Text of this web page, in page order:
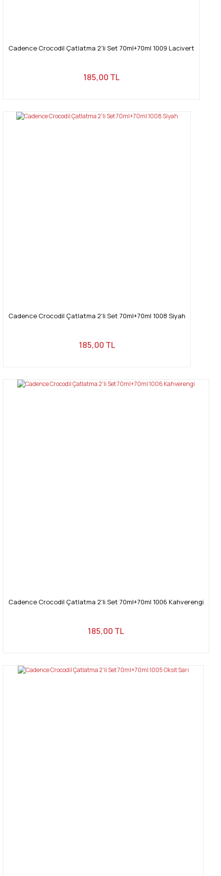
Cadence Crocodil Çatlatma 2'li Set 70ml+70ml 1009 Lacivert
185,00 TL
Cadence Crocodil Çatlatma 2'li Set 70ml+70ml 1008 Siyah
185,00 TL
Cadence Crocodil Çatlatma 2'li Set 70ml+70ml 1006 Kahverengi
185,00 TL